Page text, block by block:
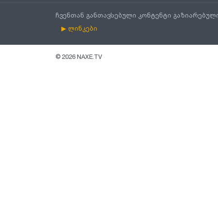
ჩვენთან განთავსებული კონტენტი
▶ ლინკები
© 2026 NAXE.TV